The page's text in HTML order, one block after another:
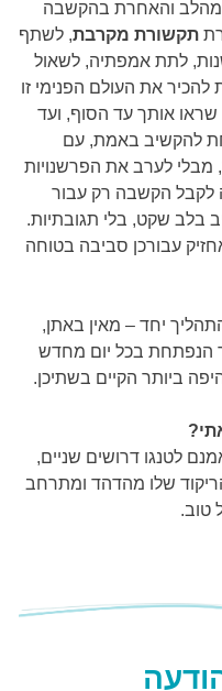
והאחרת בהקשבה
תקשורת מקרבת, לשתף
לתת אמפתיה, לשאול
את העולם הפנימי זו
אותך עד הסוף, ועד
להקשיב באמת, עם
לערב את הפרשנויות
לקבל הקשבה רק עבור
בלב שקט, בלי תגובתיות.
עבורכן סביבה בטוחה
יחד – מאין באתן,
הנפתחת בכל יום מחדש
ביותר הקיים בשתיכן.
לטנגו דרושים שניים,
שלו מהדהד ומתרחב
טוב.